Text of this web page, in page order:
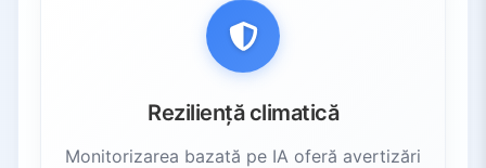
Reziliență climatică
Monitorizarea bazată pe IA oferă avertizări